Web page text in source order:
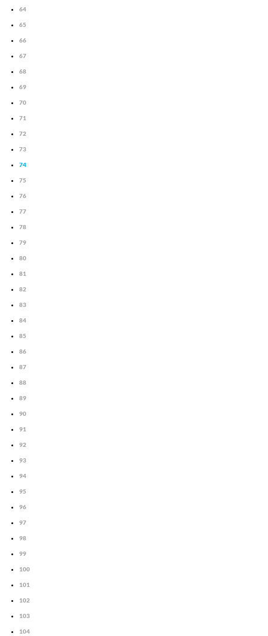
64
65
66
67
68
69
70
71
72
73
74
75
76
77
78
79
80
81
82
83
84
85
86
87
88
89
90
91
92
93
94
95
96
97
98
99
100
101
102
103
104